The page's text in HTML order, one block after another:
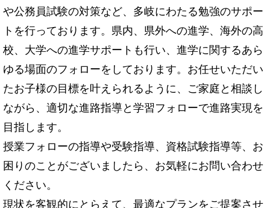
や公務員試験の対策など、多岐にわたる勉強のサポー
トを行っております。県内、県外への進学、海外の高
校、大学への進学サポートも行い、進学に関するあら
ゆる場面のフォローをしております。お任せいただい
たお子様の目標を叶えられるように、ご家庭と相談し
ながら、適切な進路指導と学習フォローで進路実現を
目指します。
授業フォローの指導や受験指導、資格試験指導等、お
困りのことがございましたら、お気軽にお問い合わせ
ください。
現状を客観的にとらえて、最適なプランをご提案させ